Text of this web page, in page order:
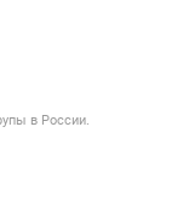
в России.
данных